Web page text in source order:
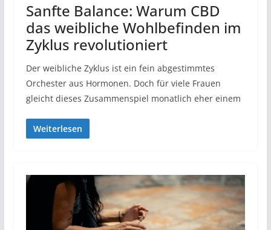
Sanfte Balance: Warum CBD
das weibliche Wohlbefinden im
Zyklus revolutioniert
Der weibliche Zyklus ist ein fein abgestimmtes
Orchester aus Hormonen. Doch für viele Frauen
gleicht dieses Zusammenspiel monatlich eher einem
Weiterlesen